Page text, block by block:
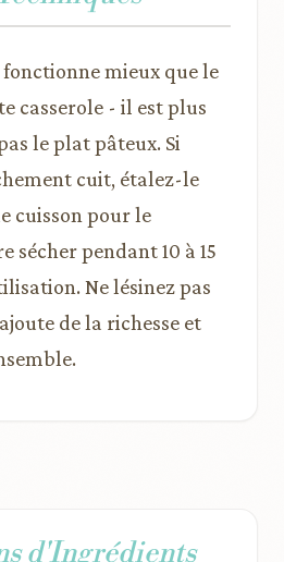
mieux que le
casserole - il est plus
le plat pâteux. Si
cuit, étalez-le
cuisson pour le
sécher pendant 10 à 15
Ne lésinez pas
de la richesse et
d'Ingrédients